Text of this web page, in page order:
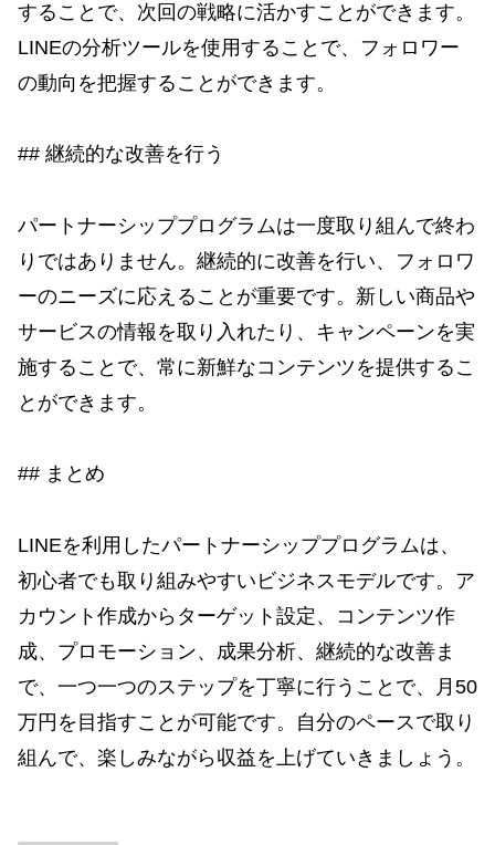
することで、次回の戦略に活かすことができます。
LINEの分析ツールを使用することで、フォロワー
の動向を把握することができます。
## 継続的な改善を行う
パートナーシッププログラムは一度取り組んで終わ
りではありません。継続的に改善を行い、フォロワ
ーのニーズに応えることが重要です。新しい商品や
サービスの情報を取り入れたり、キャンペーンを実
施することで、常に新鮮なコンテンツを提供するこ
とができます。
## まとめ
LINEを利用したパートナーシッププログラムは、
初心者でも取り組みやすいビジネスモデルです。ア
カウント作成からターゲット設定、コンテンツ作
成、プロモーション、成果分析、継続的な改善ま
で、一つ一つのステップを丁寧に行うことで、月50
万円を目指すことが可能です。自分のペースで取り
組んで、楽しみながら収益を上げていきましょう。